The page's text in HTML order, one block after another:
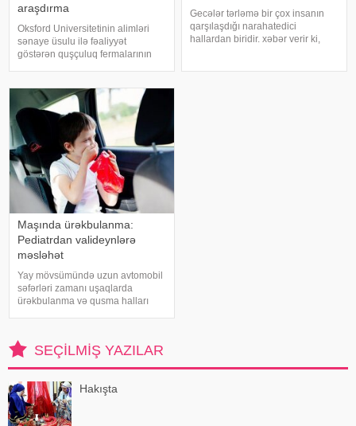
araşdırma
Oksford Universitetinin alimləri
sənaye üsulu ilə fəaliyyət
göstərən quşçuluq fermalarının
biləcəyini bildiriblər. xəbər verir ki,
araşdırma zamanı son 45 i
Gecələr tərləmə bir çox insanın
qarşılaşdığı narahatedici
hallardan biridir. xəbər verir ki,
Maşında ürəkbulanma:
Pediatrdan valideynlərə
məsləhət
Yay mövsümündə uzun avtomobil
səfərləri zamanı uşaqlarda
ürəkbulanma və qusma halları
beynin gözlərdən və bədənin
hərəkətindən gələn siqnallar
arasındakı uyğunsuzluqda
SEÇILMIŞ YAZILAR
Hakışta